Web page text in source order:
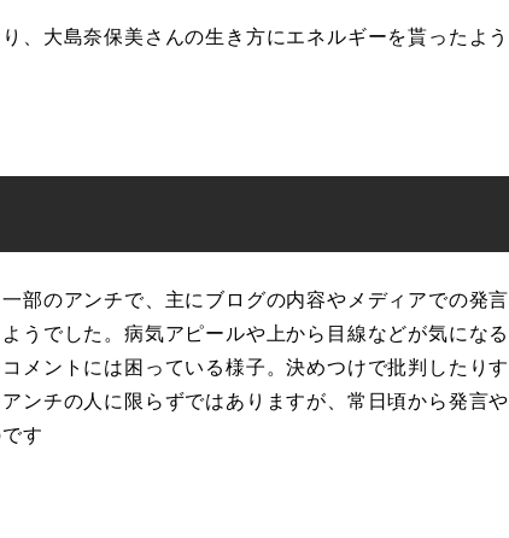
、大島奈保美さんの生き方にエネルギーを貰ったよう
部のアンチで、主にブログの内容やメディアでの発言
うでした。病気アピールや上から目線などが気になる
メントには困っている様子。決めつけで批判したりす
ンチの人に限らずではありますが、常日頃から発言や
す